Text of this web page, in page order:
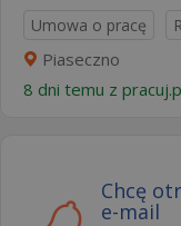
Umowa o pracę
Piaseczno
8 dni temu z
Chcę
e-mail